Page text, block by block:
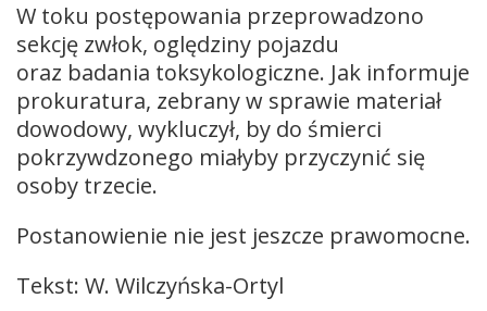
W toku postępowania przeprowadzono
sekcję zwłok, oględziny pojazdu
oraz badania toksykologiczne. Jak informuje
prokuratura, zebrany w sprawie materiał
dowodowy, wykluczył, by do śmierci
pokrzywdzonego miałyby przyczynić się
osoby trzecie.
Postanowienie nie jest jeszcze prawomocne.
Tekst: W. Wilczyńska-Ortyl